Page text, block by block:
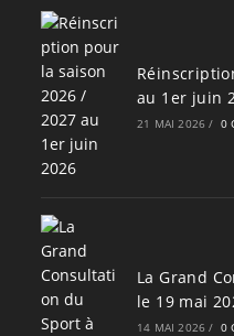
au 1er juin
21 MAI 2026 / 0
La Grand
le 19 mai
14 MAI 2026 / 0